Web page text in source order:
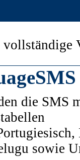
die SMS
sowie